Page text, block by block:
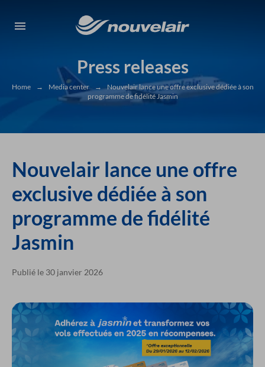
Press releases
Home → Media center → Nouvelair lance une offre exclusive dédiée à son
programme de fidélité Jasmin
Nouvelair lance une offre
exclusive dédiée à son
programme de fidélité
Jasmin
Publié le 30 janvier 2026